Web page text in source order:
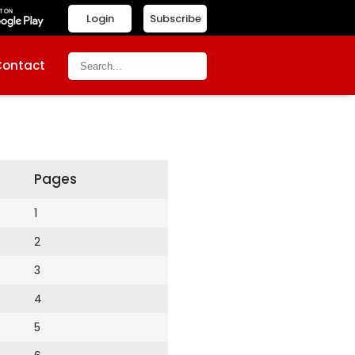
Subscribe
Login
Pages
1
2
3
4
5